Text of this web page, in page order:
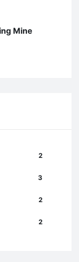
Mine
2
3
2
2